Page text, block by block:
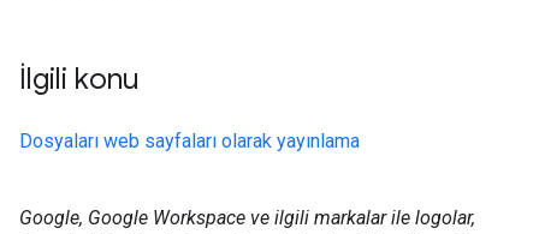
İlgili konu
Dosyaları web sayfaları olarak yayınlama
Google, Google Workspace ve ilgili markalar ile logolar,